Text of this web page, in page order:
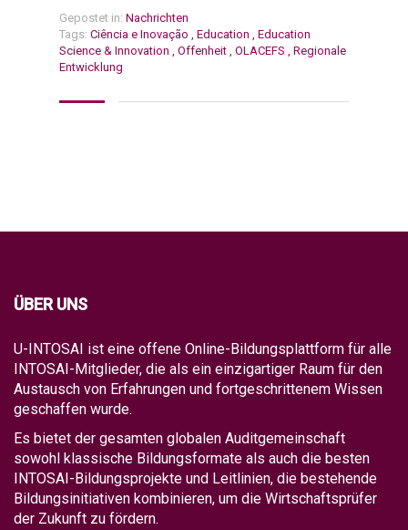
Gepostet in: Nachrichten
Tags: Ciência e Inovação , Education , Education
Science & Innovation , Offenheit , OLACEFS , Regionale
Entwicklung
ÜBER UNS
U-INTOSAI ist eine offene Online-Bildungsplattform für alle
INTOSAI-Mitglieder, die als ein einzigartiger Raum für den
Austausch von Erfahrungen und fortgeschrittenem Wissen
geschaffen wurde.
Es bietet der gesamten globalen Auditgemeinschaft
sowohl klassische Bildungsformate als auch die besten
INTOSAI-Bildungsprojekte und Leitlinien, die bestehende
Bildungsinitiativen kombinieren, um die Wirtschaftsprüfer
der Zukunft zu fördern.